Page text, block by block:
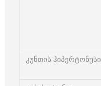
კუნთის ჰიპერტონუსი